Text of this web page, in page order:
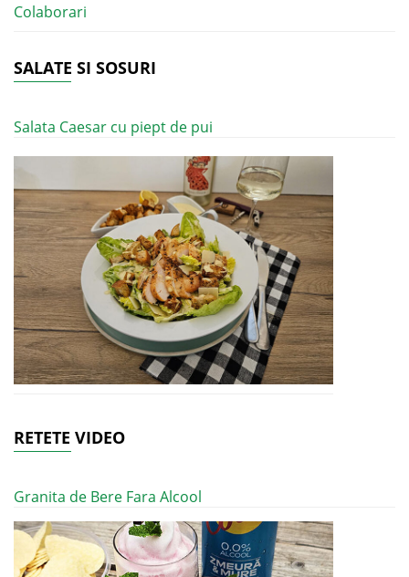
Colaborari
SALATE SI SOSURI
Salata Caesar cu piept de pui
RETETE VIDEO
Granita de Bere Fara Alcool